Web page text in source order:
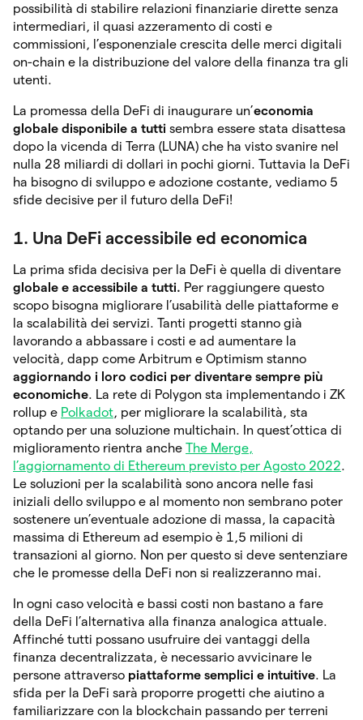
possibilità di stabilire relazioni finanziarie dirette senza
intermediari, il quasi azzeramento di costi e
commissioni, l’esponenziale crescita delle merci digitali
on-chain e la distribuzione del valore della finanza tra gli
utenti.
La promessa della DeFi di inaugurare un’economia
globale disponibile a tutti sembra essere stata disattesa
dopo la vicenda di Terra (LUNA) che ha visto svanire nel
nulla 28 miliardi di dollari in pochi giorni. Tuttavia la DeFi
ha bisogno di sviluppo e adozione costante, vediamo 5
sfide decisive per il futuro della DeFi!
1. Una DeFi accessibile ed economica
La prima sfida decisiva per la DeFi è quella di diventare
globale e accessibile a tutti. Per raggiungere questo
scopo bisogna migliorare l’usabilità delle piattaforme e
la scalabilità dei servizi. Tanti progetti stanno già
lavorando a abbassare i costi e ad aumentare la
velocità, dapp come Arbitrum e Optimism stanno
aggiornando i loro codici per diventare sempre più
economiche. La rete di Polygon sta implementando i ZK
rollup e Polkadot, per migliorare la scalabilità, sta
optando per una soluzione multichain. In quest’ottica di
miglioramento rientra anche The Merge,
l’aggiornamento di Ethereum previsto per Agosto 2022.
Le soluzioni per la scalabilità sono ancora nelle fasi
iniziali dello sviluppo e al momento non sembrano poter
sostenere un’eventuale adozione di massa, la capacità
massima di Ethereum ad esempio è 1,5 milioni di
transazioni al giorno. Non per questo si deve sentenziare
che le promesse della DeFi non si realizzeranno mai.
In ogni caso velocità e bassi costi non bastano a fare
della DeFi l’alternativa alla finanza analogica attuale.
Affinché tutti possano usufruire dei vantaggi della
finanza decentralizzata, è necessario avvicinare le
persone attraverso piattaforme semplici e intuitive. La
sfida per la DeFi sarà proporre progetti che aiutino a
familiarizzare con la blockchain passando per terreni